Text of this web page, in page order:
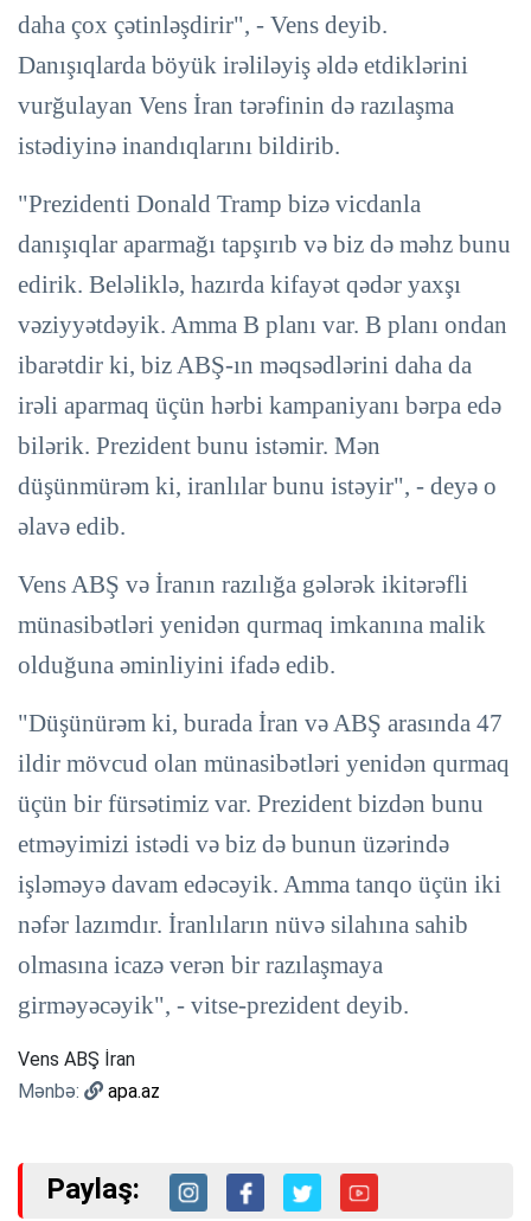
daha çox çətinləşdirir", - Vens deyib.
Danışıqlarda böyük irəliləyiş əldə etdiklərini
vurğulayan Vens İran tərəfinin də razılaşma
istədiyinə inandıqlarını bildirib.
"Prezidenti Donald Tramp bizə vicdanla
danışıqlar aparmağı tapşırıb və biz də məhz bunu
edirik. Beləliklə, hazırda kifayət qədər yaxşı
vəziyyətdəyik. Amma B planı var. B planı ondan
ibarətdir ki, biz ABŞ-ın məqsədlərini daha da
irəli aparmaq üçün hərbi kampaniyanı bərpa edə
bilərik. Prezident bunu istəmir. Mən
düşünmürəm ki, iranlılar bunu istəyir", - deyə o
əlavə edib.
Vens ABŞ və İranın razılığa gələrək ikitərəfli
münasibətləri yenidən qurmaq imkanına malik
olduğuna əminliyini ifadə edib.
"Düşünürəm ki, burada İran və ABŞ arasında 47
ildir mövcud olan münasibətləri yenidən qurmaq
üçün bir fürsətimiz var. Prezident bizdən bunu
etməyimizi istədi və biz də bunun üzərində
işləməyə davam edəcəyik. Amma tanqo üçün iki
nəfər lazımdır. İranlıların nüvə silahına sahib
olmasına icazə verən bir razılaşmaya
girməyəcəyik", - vitse-prezident deyib.
Vens ABŞ İran
Mənbə:
apa.az
Paylaş: